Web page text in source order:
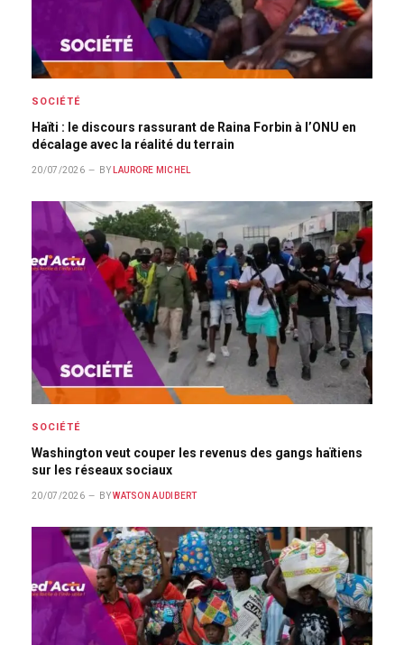
SOCIÉTÉ
Haïti : le discours rassurant de Raina Forbin à l’ONU en
décalage avec la réalité du terrain
20/07/2026 BY LAURORE MICHEL
SOCIÉTÉ
Washington veut couper les revenus des gangs haïtiens
sur les réseaux sociaux
20/07/2026 BY WATSON AUDIBERT